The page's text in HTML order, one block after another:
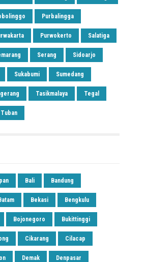
Purbalingga
Purwokerto Salatiga
Serang Sidoarjo
Sukabumi Sumedang
Tasikmalaya Tegal
Tuban
Bali Bandung
Bekasi Bengkulu
Bojonegoro Bukittinggi
Cikarang Cilacap
Demak Denpasar